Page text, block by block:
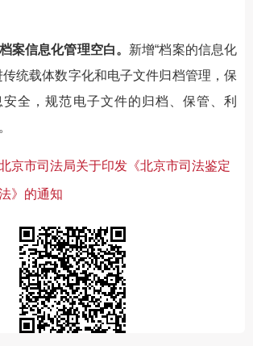
信息化管理空白。 新增“档案的信息化
传统载体数字化和电子文件归档管理，保
全，规范电子文件的归档、保管、利
京市司法局关于印发《北京市司法鉴定
》的通知